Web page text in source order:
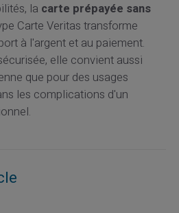
la carte prépayée sans
Carte Veritas transforme
à l'argent et au paiement.
elle convient aussi
que pour des usages
les complications d'un